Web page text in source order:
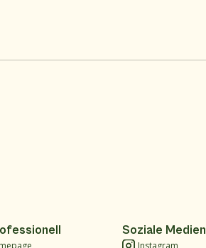
Soziale Medien
Instagram